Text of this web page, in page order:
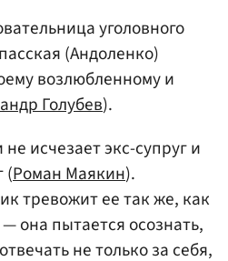
уголовного
(Андоленко)
возлюбленному и
Голубев).
исчезает экс-супруг и
(Роман Маякин).
тревожит ее так же, как
она пытается осознать,
не только за себя,